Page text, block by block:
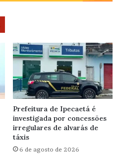
Prefeitura de Ipecaetá é
investigada por concessões
irregulares de alvarás de
táxis
6 de agosto de 2026